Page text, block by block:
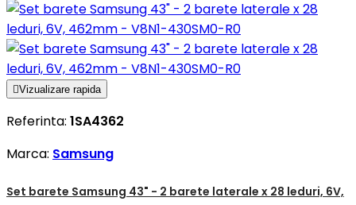
Vizualizare rapida
Referinta: 1SA4362
Marca: Samsung
Set barete Samsung 43" - 2 barete laterale x 28 leduri, 6V,